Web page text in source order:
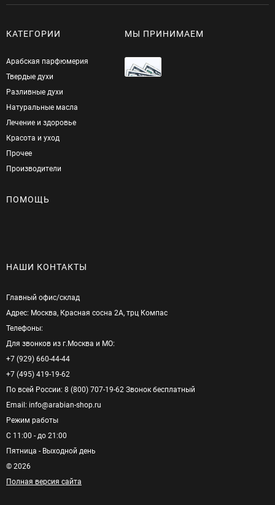
КАТЕГОРИИ
Арабская парфюмерия
Твердые духи
Разливные духи
Натуральные масла
Лечение и здоровье
Красота и уход
Прочее
Производители
МЫ ПРИНИМАЕМ
ПОМОЩЬ
НАШИ КОНТАКТЫ
Главный офис/cклад
Адрес: Москва, Красная сосна 2А, трц Компас
Телефоны:
Для звонков из г.Москва и МО:
+7 (929) 660-44-44
+7 (495) 419-19-62
По всей России: 8 (800) 707-19-62 Звонок бесплатный
Email: info@arabian-shop.ru
Режим pаботы
С 11:00 - до 21:00
Пятница - Выходной день
© 2026
Полная версия сайта